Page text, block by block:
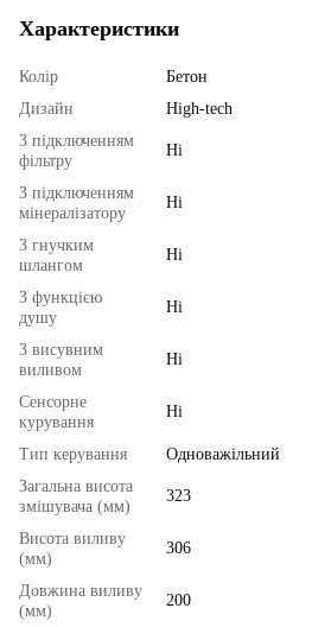
Характеристики
Колір
Бетон
Дизайн
High-tech
З підключенням
фільтру
Ні
З підключенням
мінералізатору
Ні
З гнучким
шлангом
Ні
З функцією
душу
Ні
З висувним
виливом
Ні
Сенсорне
курування
Ні
Тип керування
Одноважільний
Загальна висота
змішувача (мм)
323
Висота виливу
(мм)
306
Довжина виливу
(мм)
200